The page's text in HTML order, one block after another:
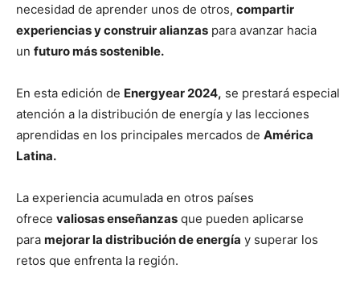
necesidad de aprender unos de otros, compartir
experiencias y construir alianzas para avanzar hacia
un futuro más sostenible.
En esta edición de Energyear 2024, se prestará especial
atención a la distribución de energía y las lecciones
aprendidas en los principales mercados de América
Latina.
La experiencia acumulada en otros países
ofrece valiosas enseñanzas que pueden aplicarse
para mejorar la distribución de energía y superar los
retos que enfrenta la región.